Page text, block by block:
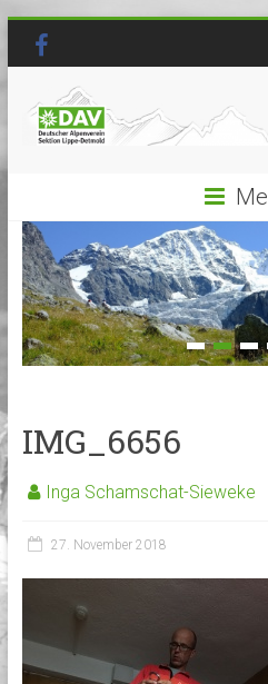
IMG_6656
Inga Schamschat-Sieweke
27. November 2018